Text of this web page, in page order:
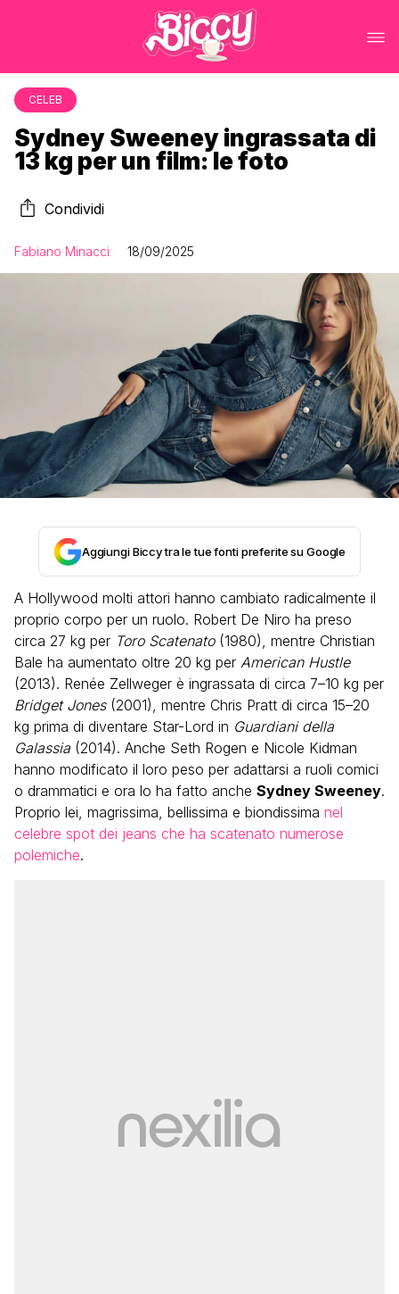
CELEB
Sydney Sweeney ingrassata di
13 kg per un film: le foto
Condividi
Fabiano Minacci 18/09/2025
Aggiungi Biccy tra le tue fonti preferite su Google
A Hollywood molti attori hanno cambiato radicalmente il
proprio corpo per un ruolo. Robert De Niro ha preso
circa 27 kg per Toro Scatenato(1980), mentre Christian
Bale ha aumentato oltre 20 kg per American Hustle
(2013). Renée Zellweger è ingrassata di circa 7–10 kg per
Bridget Jones(2001), mentre Chris Pratt di circa 15–20
kg prima di diventare Star-Lord in Guardiani della
Galassia (2014). Anche Seth Rogen e Nicole Kidman
hanno modificato il loro peso per adattarsi a ruoli comici
o drammatici e ora lo ha fatto anche Sydney Sweeney.
Proprio lei, magrissima, bellissima e biondissima nel
celebre spot dei jeans che ha scatenato numerose
polemiche.